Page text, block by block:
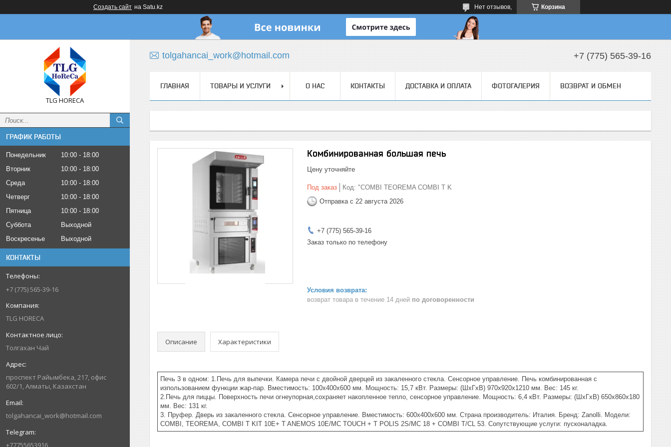
Создать сайт на Satu.kz Корзина
Нет отзывов,
TLG HORECA
ГРАФИК РАБОТЫ
Понедельник 10:00
18:00
Вторник
10:00
18:00
Среда
10:00
18:00
Четверг
10:00
18:00
Пятница
10:00
18:00
Суббота
Выходной
Воскресенье
Выходной
КОНТАКТЫ
+7 (775) 565-39-16
TLG HORECA
Толгахан Чай
проспект Райымбека, 217, офис
602/1, Алматы, Казахстан
tolgahancai_work@hotmail.com
+77755653916
tolgahancai_work@hotmail.com +7 (775) 565-39-16
ГЛАВНАЯ ТОВАРЫ И УСЛУГИ О НАС КОНТАКТЫ ДОСТАВКА И ОПЛАТА ФОТОГАЛЕРИЯ ВОЗВРАТ И ОБМЕН
Комбинированная большая печь
Цену уточняйте
Под заказ Код: "COMBI TEOREMA COMBI T K
Отправка с 22 августа 2026
+7 (775) 565-39-16
Заказ только по телефону
возврат товара в течение 14 дней по договоренности
Описание Характеристики
Печь 3 в одном: 1.Печь для выпечки. Камера печи с двойной дверцей из закаленного стекла. Сенсорное управление. Печь комбинированная с
изпользованием функции жар-пар. Вместимость: 100x400х600 мм. Мощность: 15,7 кВт. Размеры: (ШхГхВ) 970x920x1210 мм. Вес: 145 кг.
2.Печь для пиццы. Поверхность печи огнеупорная,сохраняет накопленное тепло, сенсорное управление. Мощность: 6,4 кВт. Размеры: (ШхГхВ) 650x860x180
мм. Вес: 131 кг.
3. Пруфер. Дверь из закаленного стекла. Сенсорное управление. Вместимость: 600x400х600 мм. Страна производитель: Италия. Бренд: Zanolli. Модели:
COMBI, TEOREMA, COMBI T KIT 10E+ T ANEMOS 10E/MC TOUCH + T POLIS 2S/MC 18 + COMBI T/CL 53. Сопутствующие услуги: пусконаладка.